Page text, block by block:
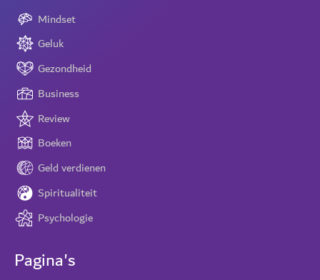
Mindset
Geluk
Gezondheid
Business
Review
Boeken
Geld verdienen
Spiritualiteit
Psychologie
Pagina's